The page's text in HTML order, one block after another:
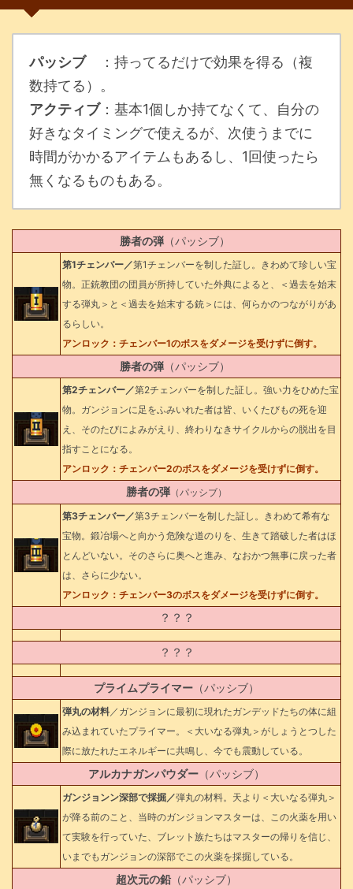
パッシブ
：持ってるだけで効果を得る（複
数持てる）。
アクティブ：基本1個しか持てなくて、自分の
好きなタイミングで使えるが、次使うまでに
時間がかかるアイテムもあるし、1回使ったら
無くなるものもある。
勝者の弾 （パッシブ）
第1チェンバー／第1チェンバーを制した証し。きわめて珍しい宝
物。正銃教団の団員が所持していた外典によると、＜過去を始末
する弾丸＞と＜過去を始末する銃＞には、何らかのつながりがあ
るらしい。
アンロック：チェンバー1のボスをダメージを受けずに倒す。
勝者の弾 （パッシブ）
第2チェンバー／第2チェンバーを制した証し。強い力をひめた宝
物。ガンジョンに足をふみいれた者は皆、いくたびもの死を迎
え、そのたびによみがえり、終わりなきサイクルからの脱出を目
指すことになる。
アンロック：チェンバー2のボスをダメージを受けずに倒す。
勝者の弾 （パッシブ）
第3チェンバー／第3チェンバーを制した証し。きわめて希有な
宝物。鍛冶場へと向かう危険な道のりを、生きて踏破した者はほ
とんどいない。そのさらに奥へと進み、なおかつ無事に戻った者
は、さらに少ない。
アンロック：チェンバー3のボスをダメージを受けずに倒す。
？？？
？？？
プライムプライマー （パッシブ）
弾丸の材料／ガンジョンに最初に現れたガンデッドたちの体に組
み込まれていたプライマー。＜大いなる弾丸＞がしょうとつした
際に放たれたエネルギーに共鳴し、今でも震動している。
アルカナガンパウダー （パッシブ）
ガンジョンン深部で採掘／弾丸の材料。天より＜大いなる弾丸＞
が降る前のこと、当時のガンジョンマスターは、この火薬を用い
て実験を行っていた、ブレット族たちはマスターの帰りを信じ、
いまでもガンジョンの深部でこの火薬を採掘している。
超次元の鉛 （パッシブ）